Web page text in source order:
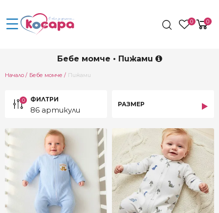
0 0
Бебе момче • Пижами
Начало Бебе момче Current:
Пижами
0 ФИЛТРИ
86 артикули
РАЗМЕР